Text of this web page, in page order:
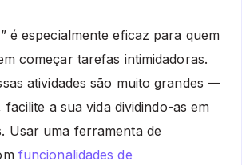
é especialmente eficaz para quem
começar tarefas intimidadoras.
atividades são muito grandes —
facilite a sua vida dividindo-as em
Usar uma ferramenta de
funcionalidades de